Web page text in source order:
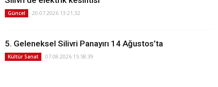
Güncel 20.07.2026 13:21:32
5. Geleneksel Silivri Panayırı 14 Ağustos’ta
Kültür Sanat 07.08.2026 15:58:39